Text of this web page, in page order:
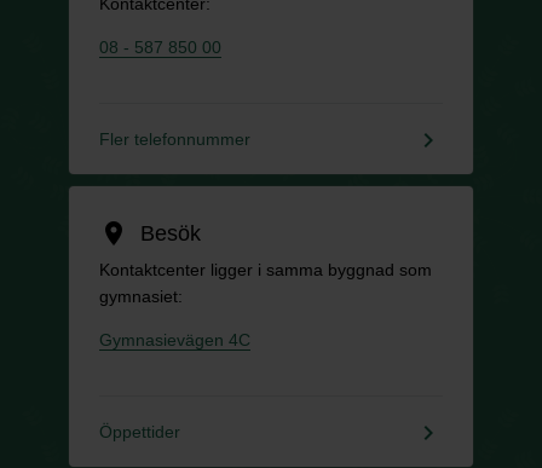
08 - 587 850 00
Fler telefonnummer keyboard_arrow_right
location_on Besök
Kontaktcenter ligger i samma byggnad som
gymnasiet:
Gymnasievägen 4C
Öppettider keyboard_arrow_right